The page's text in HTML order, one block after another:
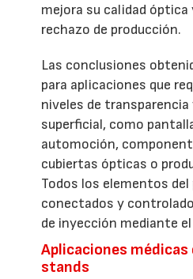
mejora su calidad óptica
rechazo de producción.
Las conclusiones
para aplicaciones que
niveles de transparencia
superficial, como
automoción,
cubiertas ópticas o
Todos los elementos
conectados y
de inyección mediante
Aplicaciones
stands